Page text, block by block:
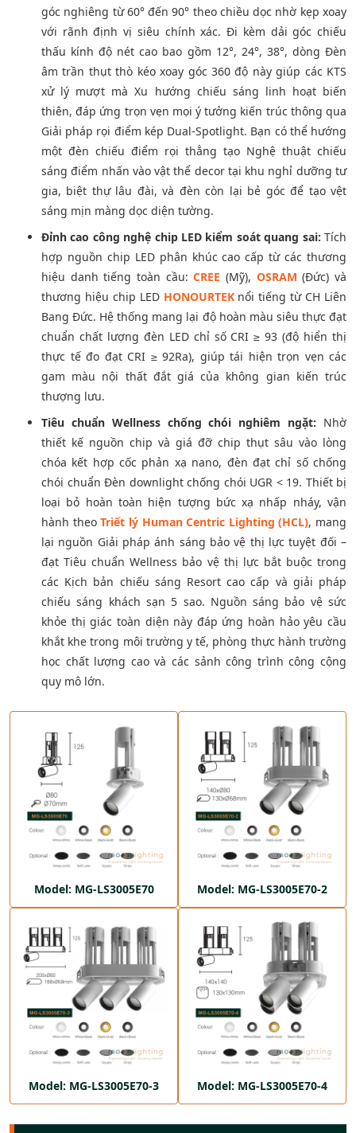
góc nghiêng từ 60° đến 90° theo chiều dọc nhờ kẹp xoay
với rãnh định vị siêu chính xác. Đi kèm dải góc chiếu
thấu kính độ nét cao bao gồm 12°, 24°, 38°, dòng Đèn
âm trần thụt thò kéo xoay góc 360 độ này giúp các KTS
xử lý mượt mà Xu hướng chiếu sáng linh hoạt biến
thiên, đáp ứng trọn vẹn mọi ý tưởng kiến trúc thông qua
Giải pháp rọi điểm kép Dual-Spotlight. Bạn có thể hướng
một đèn chiếu điểm rọi thẳng tạo Nghệ thuật chiếu
sáng điểm nhấn vào vật thể decor tại khu nghỉ dưỡng tư
gia, biệt thự lâu đài, và đèn còn lại bẻ góc để tạo vệt
sáng mịn màng dọc diện tường.
Đỉnh cao công nghệ chip LED kiểm soát quang sai: Tích
hợp nguồn chip LED phân khúc cao cấp từ các thương
hiệu danh tiếng toàn cầu:CREE (Mỹ), OSRAM (Đức) và
thương hiệu chip LED HONOURTEKnổi tiếng từ CH Liên
Bang Đức. Hệ thống mang lại độ hoàn màu siêu thực đạt
chuẩn chất lượng đèn LED chỉ số CRI ≥ 93 (độ hiển thị
thực tế đo đạt CRI ≥ 92Ra), giúp tái hiện trọn vẹn các
gam màu nội thất đắt giá của không gian kiến trúc
thượng lưu.
Tiêu chuẩn Wellness chống chói nghiêm ngặt: Nhờ
thiết kế nguồn chip và giá đỡ chip thụt sâu vào lòng
chóa kết hợp cốc phản xạ nano, đèn đạt chỉ số chống
chói chuẩn Đèn downlight chống chói UGR < 19. Thiết bị
loại bỏ hoàn toàn hiện tượng bức xạ nhấp nháy, vận
hành theoTriết lý Human Centric Lighting (HCL), mang
lại nguồn Giải pháp ánh sáng bảo vệ thị lực tuyệt đối –
đạt Tiêu chuẩn Wellness bảo vệ thị lực bắt buộc trong
các Kịch bản chiếu sáng Resort cao cấp và giải pháp
chiếu sáng khách sạn 5 sao. Nguồn sáng bảo vệ sức
khỏe thị giác toàn diện này đáp ứng hoàn hảo yêu cầu
khắt khe trong môi trường y tế, phòng thực hành trường
học chất lượng cao và các sảnh công trình công cộng
quy mô lớn.
Model: MG-LS3005E70 Model: MG-LS3005E70-2
Model: MG-LS3005E70-3 Model: MG-LS3005E70-4